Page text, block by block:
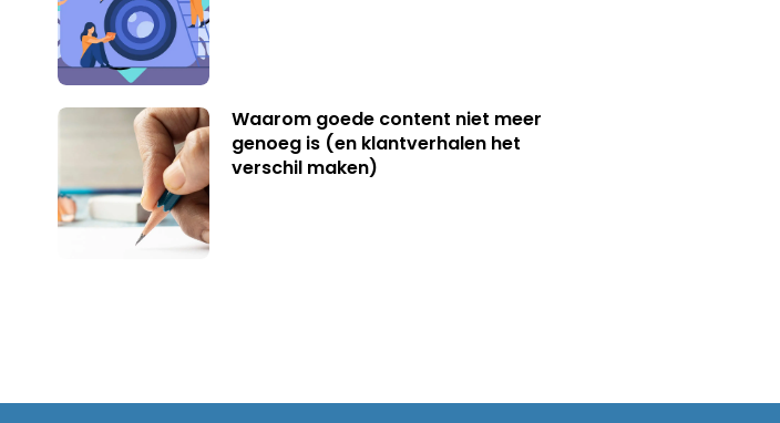
Waarom goede content niet meer
genoeg is (en klantverhalen het
verschil maken)